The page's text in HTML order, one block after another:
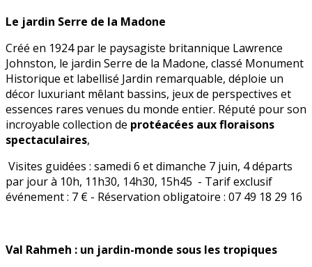
Le jardin Serre de la Madone
Créé en 1924 par le paysagiste britannique Lawrence
Johnston, le jardin Serre de la Madone, classé Monument
Historique et labellisé Jardin remarquable, déploie un
décor luxuriant mêlant bassins, jeux de perspectives et
essences rares venues du monde entier. Réputé pour son
incroyable collection de protéacées aux floraisons
spectaculaires,
Visites guidées : samedi 6 et dimanche 7 juin, 4 départs
par jour à 10h, 11h30, 14h30, 15h45 - Tarif exclusif
événement : 7 € - Réservation obligatoire : 07 49 18 29 16
Val Rahmeh : un jardin-monde sous les tropiques